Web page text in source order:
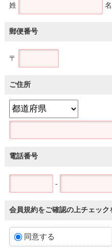
姓 名
郵便番号
〒
ご住所
電話番号
-
会員規約をご確認の上チェック
同意する